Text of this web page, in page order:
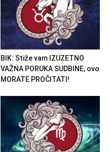
BIK: Stiže vam IZUZETNO
VAŽNA PORUKA SUDBINE, ovo
MORATE PROČITATI!